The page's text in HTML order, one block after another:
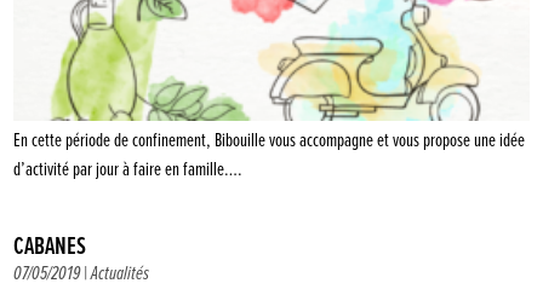
En cette période de confinement, Bibouille vous accompagne et vous propose une idée
d’activité par jour à faire en famille….
CABANES
07/05/2019 |Actualités